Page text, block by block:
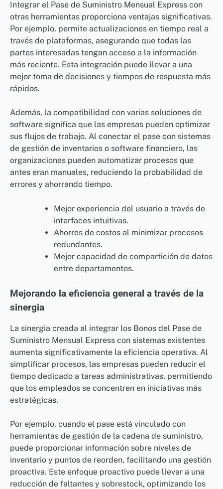
Integrar el Pase de Suministro Mensual Express con
otras herramientas proporciona ventajas significativas.
Por ejemplo, permite actualizaciones en tiempo real a
través de plataformas, asegurando que todas las
partes interesadas tengan acceso a la información
más reciente. Esta integración puede llevar a una
mejor toma de decisiones y tiempos de respuesta más
rápidos.
Además, la compatibilidad con varias soluciones de
software significa que las empresas pueden optimizar
sus flujos de trabajo. Al conectar el pase con sistemas
de gestión de inventarios o software financiero, las
organizaciones pueden automatizar procesos que
antes eran manuales, reduciendo la probabilidad de
errores y ahorrando tiempo.
Mejor experiencia del usuario a través de
interfaces intuitivas.
Ahorros de costos al minimizar procesos
redundantes.
Mejor capacidad de compartición de datos
entre departamentos.
Mejorando la eficiencia general a través de la
sinergia
La sinergia creada al integrar los Bonos del Pase de
Suministro Mensual Express con sistemas existentes
aumenta significativamente la eficiencia operativa. Al
simplificar procesos, las empresas pueden reducir el
tiempo dedicado a tareas administrativas, permitiendo
que los empleados se concentren en iniciativas más
estratégicas.
Por ejemplo, cuando el pase está vinculado con
herramientas de gestión de la cadena de suministro,
puede proporcionar información sobre niveles de
inventario y puntos de reorden, facilitando una gestión
proactiva. Este enfoque proactivo puede llevar a una
reducción de faltantes y sobrestock, optimizando los